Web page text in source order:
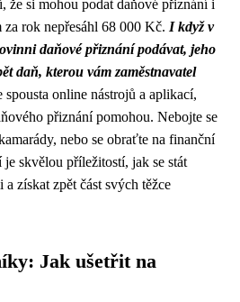
že si mohou podat daňové přiznání i
rok nepřesáhl 68 000 Kč. I když v
daňové přiznání podávat, jeho
daň, kterou vám zaměstnavatel
spousta online nástrojů a aplikací,
přiznání pomohou. Nebojte se
nebo se obraťte na finanční
skvělou příležitostí, jak se stát
získat zpět část svých těžce
Jak ušetřit na